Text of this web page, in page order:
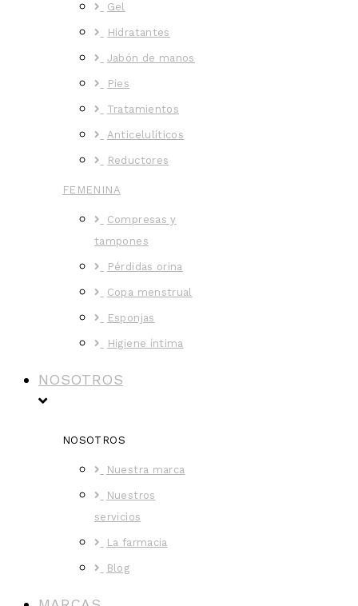
Gel
Hidratantes
Jabón de manos
Pies
Tratamientos
Anticelulíticos
Reductores
FEMENINA
Compresas y
tampones
Pérdidas orina
Copa menstrual
Esponjas
Higiene íntima
NOSOTROS
NOSOTROS
Nuestra marca
Nuestros
servicios
La farmacia
Blog